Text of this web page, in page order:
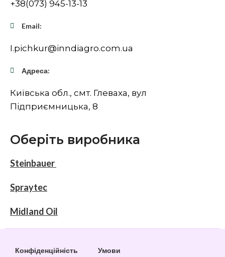
+38(073) 945-13-13
Email:
I.pichkur@inndiagro.com.ua
Адреса:
Київська обл., смт. Глеваха, вул
Підприємницька, 8
Оберіть виробника
Steinbauer
Spraytec
Midland Oil
Конфіденційність Умови